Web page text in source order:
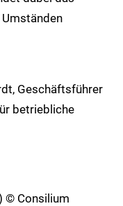
Geschäftsführer
betriebliche
© Consilium